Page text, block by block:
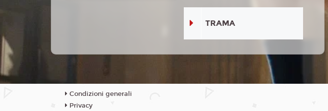
TRAMA
Condizioni generali
Privacy